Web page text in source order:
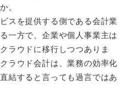
。
スを提供する側である会計業
一方で、企業や個人事業主は
ラウドに移行しつつありま
ラウド会計は、業務の効率化
結すると言っても過言ではあ